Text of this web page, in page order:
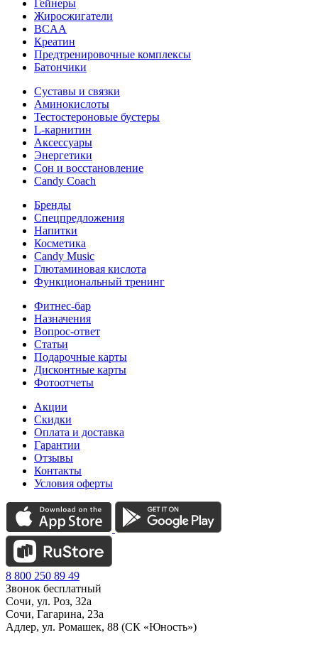
Гейнеры
Жиросжигатели
BCAA
Креатин
Предтренировочные комплексы
Батончики
Суставы и связки
Аминокислоты
Тестостероновые бустеры
L-карнитин
Аксессуары
Энергетики
Сон и восстановление
Candy Coach
Бренды
Спецпредложения
Напитки
Косметика
Candy Music
Глютаминовая кислота
Функциональный тренинг
Фитнес-бар
Назначения
Вопрос-ответ
Статьи
Подарочные карты
Дисконтные карты
Фотоотчеты
Акции
Скидки
Оплата и доставка
Гарантии
Отзывы
Контакты
Условия оферты
8 800 250 89 49
Звонок бесплатный
Сочи, ул. Роз, 32а
Сочи, Гагарина, 23а
Адлер, ул. Ромашек, 88 (СК «Юность»)